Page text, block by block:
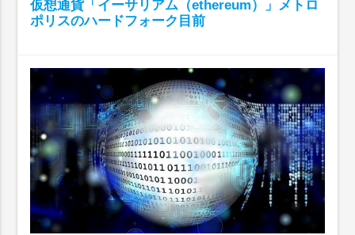
仮想通貨「イーサリアム（ethereum）」メトロ
ポリスのハードフォーク目前